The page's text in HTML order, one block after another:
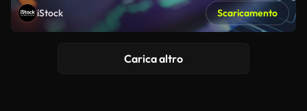
iStock Scaricamento
Carica altro